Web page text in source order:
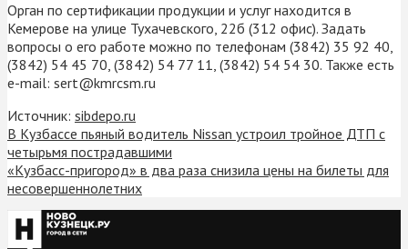
Орган по сертификации продукции и услуг находится в
Кемерове на улице Тухачевского, 22б (312 офис). Задать
вопросы о его работе можно по телефонам (3842) 35 92 40,
(3842) 54 45 70, (3842) 54 77 11, (3842) 54 54 30. Также есть
e-mail: sert@kmrcsm.ru
Источник: sibdepo.ru
В Кузбассе пьяный водитель Nissan устроил тройное ДТП с
четырьмя пострадавшими
«Кузбасс-пригород» в два раза снизила цены на билеты для
несовершеннолетних